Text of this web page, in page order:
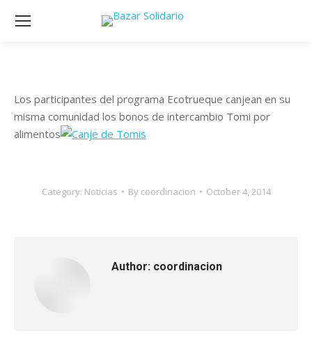
Los participantes del programa Ecotrueque canjean en su
misma comunidad los bonos de intercambio Tomi por
alimentos
Category: Noticias By coordinacion October 4, 2014
Author: coordinacion